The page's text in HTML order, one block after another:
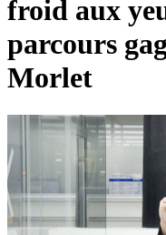
froid aux
parcours
Morlet